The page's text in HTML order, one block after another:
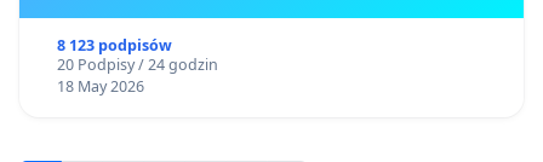
8 123 podpisów
20 Podpisy / 24 godzin
18 May 2026